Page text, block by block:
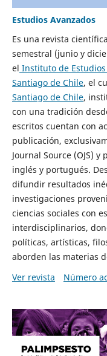
Estudios Avanzados
Es una revista
semestral (junio y
el Instituto de
Santiago de Chile, el
Santiago de Chile,
con una tradición
escritos cuentan con
publicación,
Journal Source (OJS)
inglés y portugués.
difundir resultados
investigaciones
ciencias sociales con
interdisciplinarios,
políticas, artísticas,
aborden las materias
Ver revista
Número